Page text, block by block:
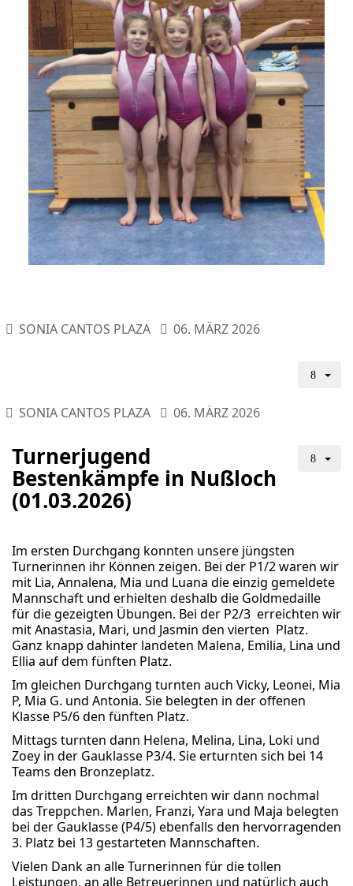
SONIA CANTOS PLAZA 06. MÄRZ 2026
SONIA CANTOS PLAZA 06. MÄRZ 2026
Turnerjugend
Bestenkämpfe in Nußloch
(01.03.2026)
Im ersten Durchgang konnten unsere jüngsten
Turnerinnen ihr Können zeigen. Bei der P1/2 waren wir
mit Lia, Annalena, Mia und Luana die einzig gemeldete
Mannschaft und erhielten deshalb die Goldmedaille
für die gezeigten Übungen. Bei der P2/3 erreichten wir
mit Anastasia, Mari, und Jasmin den vierten Platz.
Ganz knapp dahinter landeten Malena, Emilia, Lina und
Ellia auf dem fünften Platz.
Im gleichen Durchgang turnten auch Vicky, Leonei, Mia
P, Mia G. und Antonia. Sie belegten in der offenen
Klasse P5/6 den fünften Platz.
Mittags turnten dann Helena, Melina, Lina, Loki und
Zoey in der Gauklasse P3/4. Sie erturnten sich bei 14
Teams den Bronzeplatz.
Im dritten Durchgang erreichten wir dann nochmal
das Treppchen. Marlen, Franzi, Yara und Maja belegten
bei der Gauklasse (P4/5) ebenfalls den hervorragenden
3. Platz bei 13 gestarteten Mannschaften.
Vielen Dank an alle Turnerinnen für die tollen
Leistungen, an alle Betreuerinnen und natürlich auch